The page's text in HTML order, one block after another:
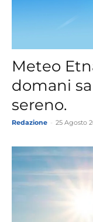
Meteo
domani
sereno.
Redazione 25 Agosto